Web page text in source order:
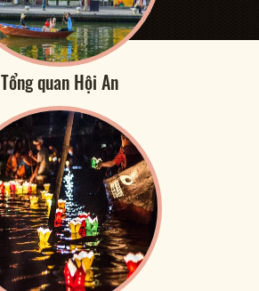
Tổng quan Hội An